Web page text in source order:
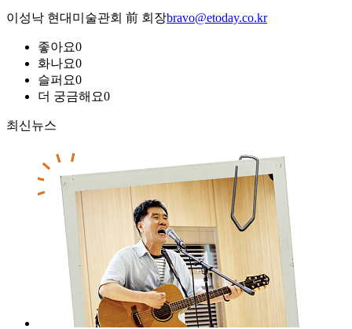
이성낙 현대미술관회 前 회장bravo@etoday.co.kr
좋아요0
화나요0
슬퍼요0
더 궁금해요0
최신뉴스